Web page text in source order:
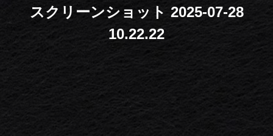
スクリーンショット 2025-07-28
10.22.22